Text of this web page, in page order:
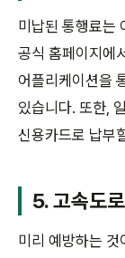
미납된 통행료는
공식 홈페이지에
어플리케이션을
있습니다. 또한,
신용카드로 납부
5. 고속도
미리 예방하는